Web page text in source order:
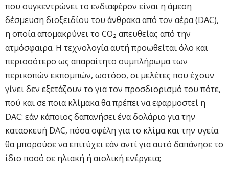
που συγκεντρώνει το ενδιαφέρον είναι η άμεση
δέσμευση διοξειδίου του άνθρακα από τον αέρα (DAC),
η οποία απομακρύνει το CO₂ απευθείας από την
ατμόσφαιρα. Η τεχνολογία αυτή προωθείται όλο και
περισσότερο ως απαραίτητο συμπλήρωμα των
περικοπών εκπομπών, ωστόσο, οι μελέτες που έχουν
γίνει δεν εξετάζουν το για τον προσδιορισμό του πότε,
πού και σε ποια κλίμακα θα πρέπει να εφαρμοστεί η
DAC: εάν κάποιος δαπανήσει ένα δολάριο για την
κατασκευή DAC, πόσα οφέλη για το κλίμα και την υγεία
θα μπορούσε να επιτύχει εάν αντί για αυτό δαπάνησε το
ίδιο ποσό σε ηλιακή ή αιολική ενέργεια;